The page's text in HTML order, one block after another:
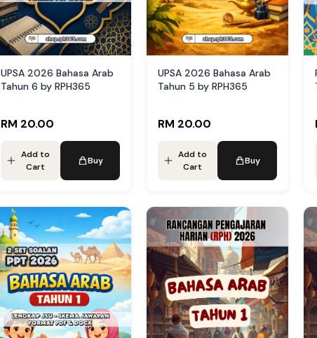
UPSA 2026 Bahasa Arab
Tahun 6 by RPH365
RM 20.00
Add to
Cart
Buy
UPSA 2026 Bahasa Arab
Tahun 5 by RPH365
RM 20.00
Add to
Cart
Buy